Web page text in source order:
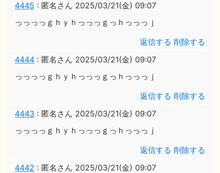
4445 : 匿名さん 2025/03/21(金) 09:07
っっっっｇｈｙｈっっっｇっｈっっっｊ
返信する 削除する
4444 : 匿名さん 2025/03/21(金) 09:07
っっっっｇｈｙｈっっっｇっｈっっっｊ
返信する 削除する
4443 : 匿名さん 2025/03/21(金) 09:07
っっっっｇｈｙｈっっっｇっｈっっっｊ
返信する 削除する
4442 : 匿名さん 2025/03/21(金) 09:07